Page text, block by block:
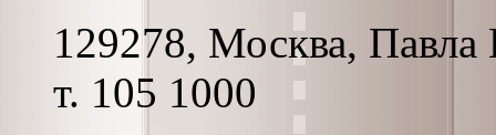
129278, Москва, Павла
т. 105 1000